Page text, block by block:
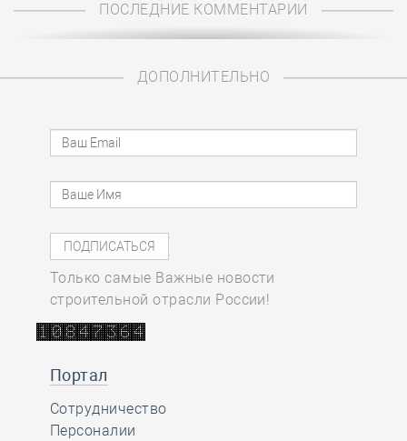
ПОСЛЕДНИЕ КОММЕНТАРИИ
ДОПОЛНИТЕЛЬНО
Только самые Важные новости
строительной отрасли России!
Портал
Сотрудничество
Персоналии